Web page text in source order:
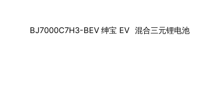
BJ7000C7H3-BEV 绅宝 EV 混合三元锂电池